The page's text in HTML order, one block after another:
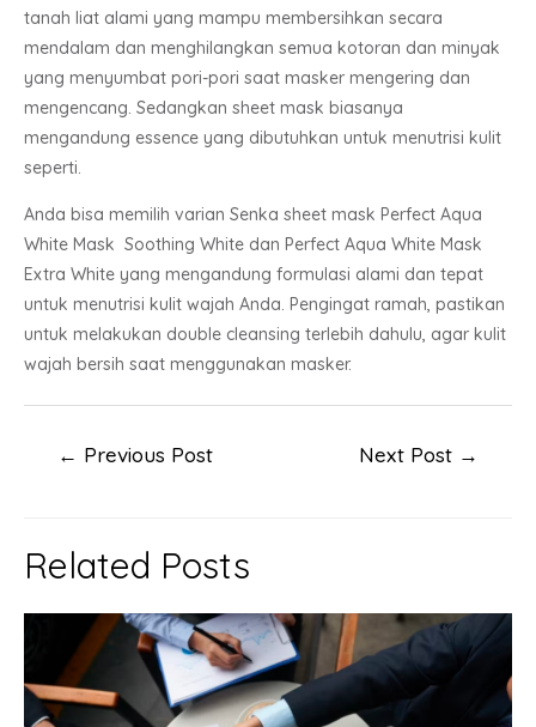
tanah liat alami yang mampu membersihkan secara
mendalam dan menghilangkan semua kotoran dan minyak
yang menyumbat pori-pori saat masker mengering dan
mengencang. Sedangkan sheet mask biasanya
mengandung essence yang dibutuhkan untuk menutrisi kulit
seperti.
Anda bisa memilih varian Senka sheet mask Perfect Aqua
White Mask Soothing White dan Perfect Aqua White Mask
Extra White yang mengandung formulasi alami dan tepat
untuk menutrisi kulit wajah Anda. Pengingat ramah, pastikan
untuk melakukan double cleansing terlebih dahulu, agar kulit
wajah bersih saat menggunakan masker.
← Previous Post Next Post →
Related Posts